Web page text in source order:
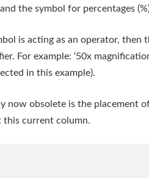
the symbol for percentages
is acting as an operator, then
For example: ‘50x
in this example).
now obsolete is the
this current column.